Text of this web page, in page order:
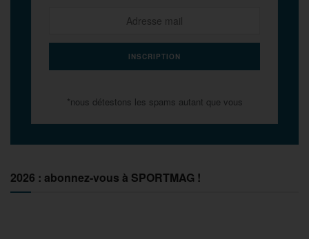
*nous détestons les spams autant que vous
2026 : abonnez-vous à SPORTMAG !